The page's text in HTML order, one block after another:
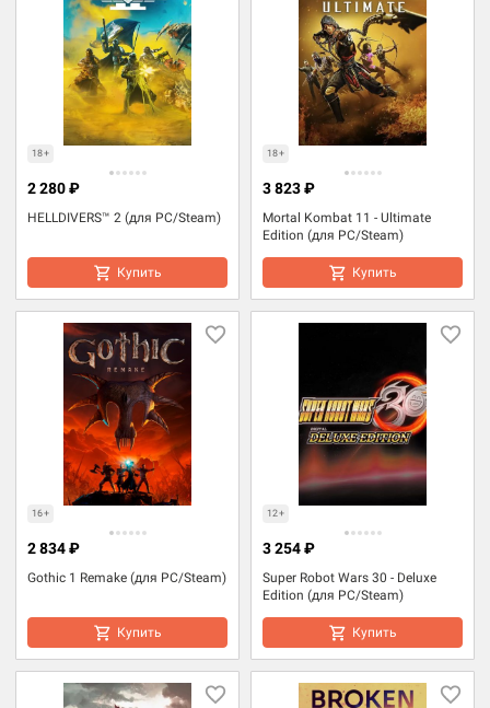
18+
HELLDIVERS™ 2 (для PC/Steam)
2 280 ₽
Купить
18+
Mortal Kombat 11 - Ultimate
Edition (для PC/Steam)
3 823 ₽
Купить
16+
Gothic 1 Remake (для PC/Steam)
2 834 ₽
Купить
12+
Super Robot Wars 30 - Deluxe
Edition (для PC/Steam)
3 254 ₽
Купить